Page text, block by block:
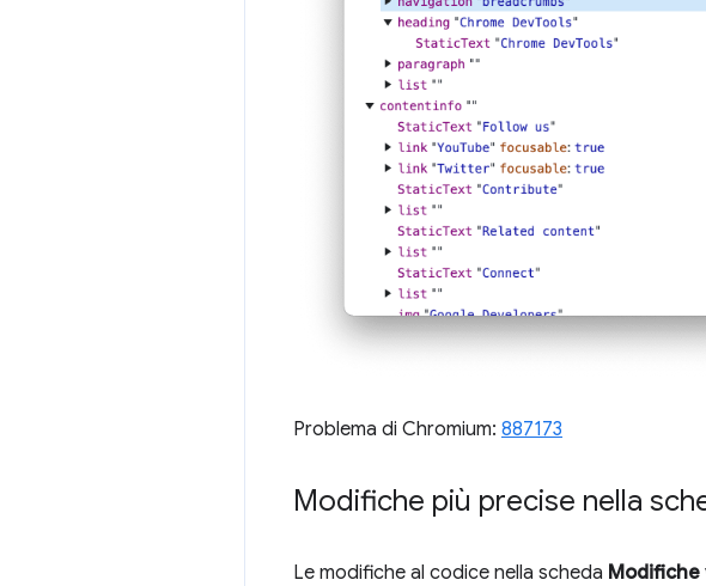
Problema di Chromium: 887173
Modifiche più precise nella
Le modifiche al codice nella scheda Modifiche